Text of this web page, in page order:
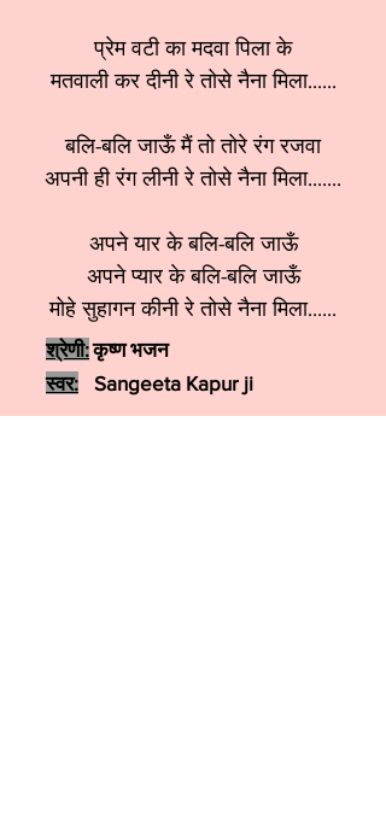
प्रेम वटी का मदवा पिला के
मतवाली कर दीनी रे तोसे नैना मिला......
बलि-बलि जाऊँ मैं तो तोरे रंग रजवा
अपनी ही रंग लीनी रे तोसे नैना मिला.......
अपने यार के बलि-बलि जाऊँ
अपने प्यार के बलि-बलि जाऊँ
मोहे सुहागन कीनी रे तोसे नैना मिला......
श्रेणी:कृष्ण भजन
स्वर:
Sangeeta Kapur ji